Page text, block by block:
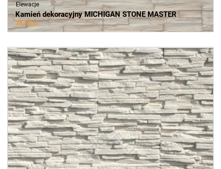
Elewacje
Kamień dekoracyjny MICHIGAN STONE MASTER
34.95 zł